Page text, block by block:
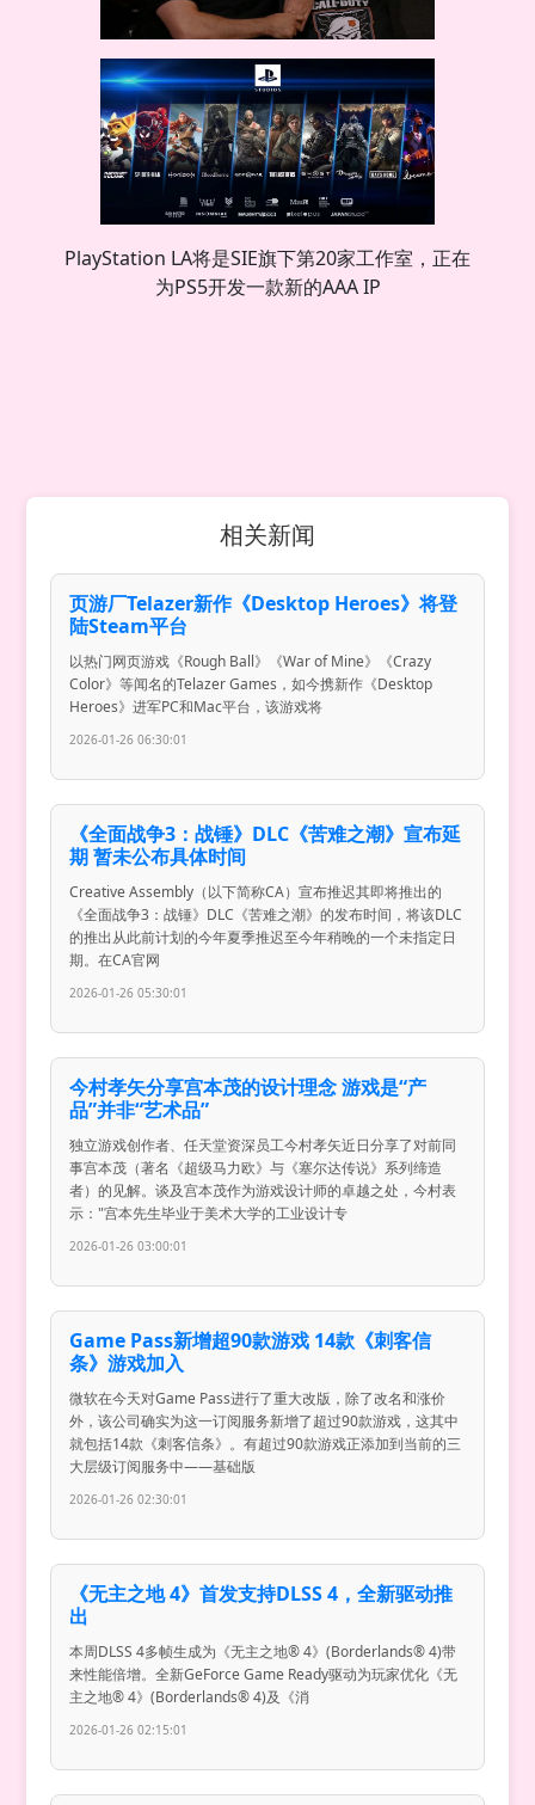
PlayStation LA将是SIE旗下第20家工作室，正在
为PS5开发一款新的AAA IP
相关新闻
页游厂Telazer新作《Desktop Heroes》将登
陆Steam平台
以热门网页游戏《Rough Ball》《War of Mine》《Crazy
Color》等闻名的Telazer Games，如今携新作《Desktop
Heroes》进军PC和Mac平台，该游戏将
2026-01-26 06:30:01
《全面战争3：战锤》DLC《苦难之潮》宣布延
期 暂未公布具体时间
Creative Assembly（以下简称CA）宣布推迟其即将推出的
《全面战争3：战锤》DLC《苦难之潮》的发布时间，将该DLC
的推出从此前计划的今年夏季推迟至今年稍晚的一个未指定日
期。在CA官网
2026-01-26 05:30:01
今村孝矢分享宫本茂的设计理念 游戏是“产
品”并非“艺术品”
独立游戏创作者、任天堂资深员工今村孝矢近日分享了对前同
事宫本茂（著名《超级马力欧》与《塞尔达传说》系列缔造
者）的见解。谈及宫本茂作为游戏设计师的卓越之处，今村表
示："宫本先生毕业于美术大学的工业设计专
2026-01-26 03:00:01
Game Pass新增超90款游戏 14款《刺客信
条》游戏加入
微软在今天对Game Pass进行了重大改版，除了改名和涨价
外，该公司确实为这一订阅服务新增了超过90款游戏，这其中
就包括14款《刺客信条》。有超过90款游戏正添加到当前的三
大层级订阅服务中——基础版
2026-01-26 02:30:01
《无主之地 4》首发支持DLSS 4，全新驱动推
出
本周DLSS 4多帧生成为《无主之地® 4》(Borderlands® 4)带
来性能倍增。全新GeForce Game Ready驱动为玩家优化《无
主之地® 4》(Borderlands® 4)及《消
2026-01-26 02:15:01